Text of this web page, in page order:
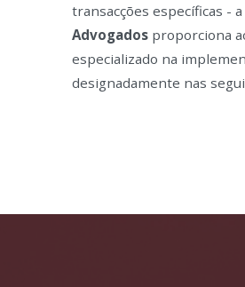
transacções específicas -
Advogadosproporciona
especializado na
designadamente nas